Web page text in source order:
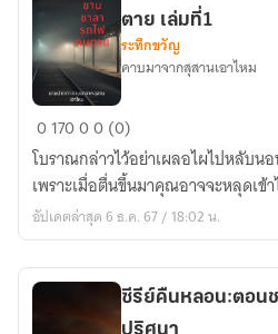
แสน
ดี
มือ
ใหม่(มี
ดุ้น)
ซี
รี่
ย์
คืน
หลอน
ชาน
ตาย เล่มที่1
ระทึกขวัญ
คาบมาจากสุสานเอาไหม
017000 (0)
โบราณกล่าวไว้อย่าเผลอไผไปหลับน
เพราะเมื่อตื่นขึ้นมาคุณอาจจะหลุดเข้
อัปเดตล่าสุด 6 ธ.ค. 67 / 18:02 น.
ซีรีย์คืนหลอน:ตอน